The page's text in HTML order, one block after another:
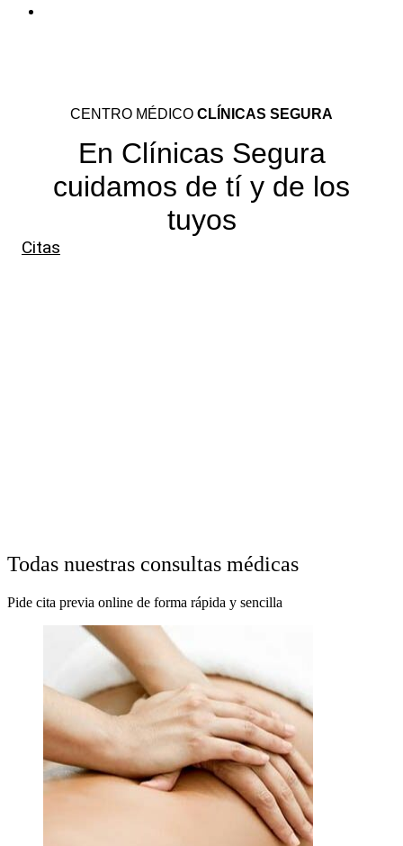
CENTRO MÉDICO CLÍNICAS SEGURA
En Clínicas Segura
cuidamos de tí y de los
tuyos
Citas
Todas nuestras consultas médicas
Pide cita previa online de forma rápida y sencilla